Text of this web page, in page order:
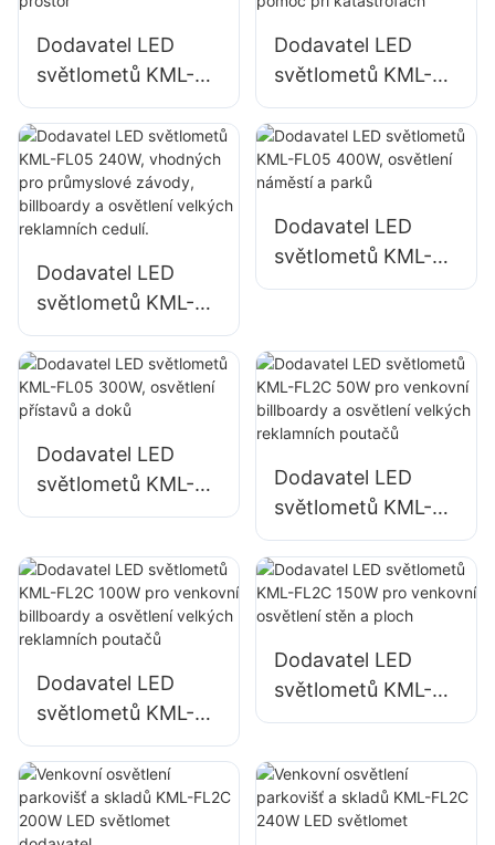
Dodavatel LED
světlometů KML-
FL05 150W pro
osvětlení parkovišť
a skladovacích
prostor
Dodavatel LED
světlometů KML-
FL05 200W,
nouzové osvětlení
a osvětlení míst pro
pomoc při
katastrofách
Dodavatel LED
světlometů KML-
FL05 240W,
vhodných pro
průmyslové
závody, billboardy
a osvětlení velkých
reklamních cedulí.
Dodavatel LED
světlometů KML-
FL05 400W,
parků
Dodavatel LED
světlometů KML-
FL05 300W,
​​doků
Dodavatel LED
světlometů KML-
FL2C 50W pro
venkovní billboardy
a osvětlení velkých
reklamních poutačů
Dodavatel LED
světlometů KML-
FL2C 100W pro
venkovní billboardy
a osvětlení velkých
reklamních poutačů
Dodavatel LED
světlometů KML-
FL2C 150W pro
stěn a ploch